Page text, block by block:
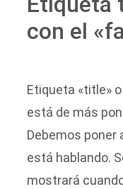
con el
Etiqueta «title»
está de más
Debemos poner
está hablando.
mostrará